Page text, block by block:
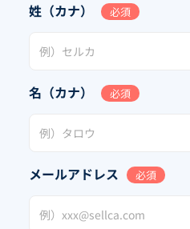
姓（カナ） 必須
名（カナ） 必須
メールアドレス 必須